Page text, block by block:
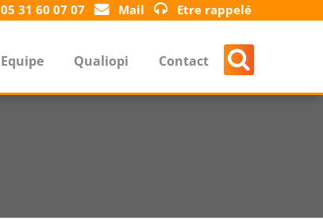
05 31 60 07 07 Mail Etre rappelé
Equipe Qualiopi Contact